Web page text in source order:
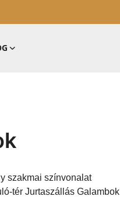
szakmai színvonalat
tér Jurtaszállás Galambok